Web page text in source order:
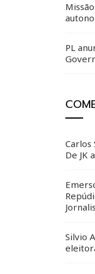
PL
Carlos
De JK
Silvio